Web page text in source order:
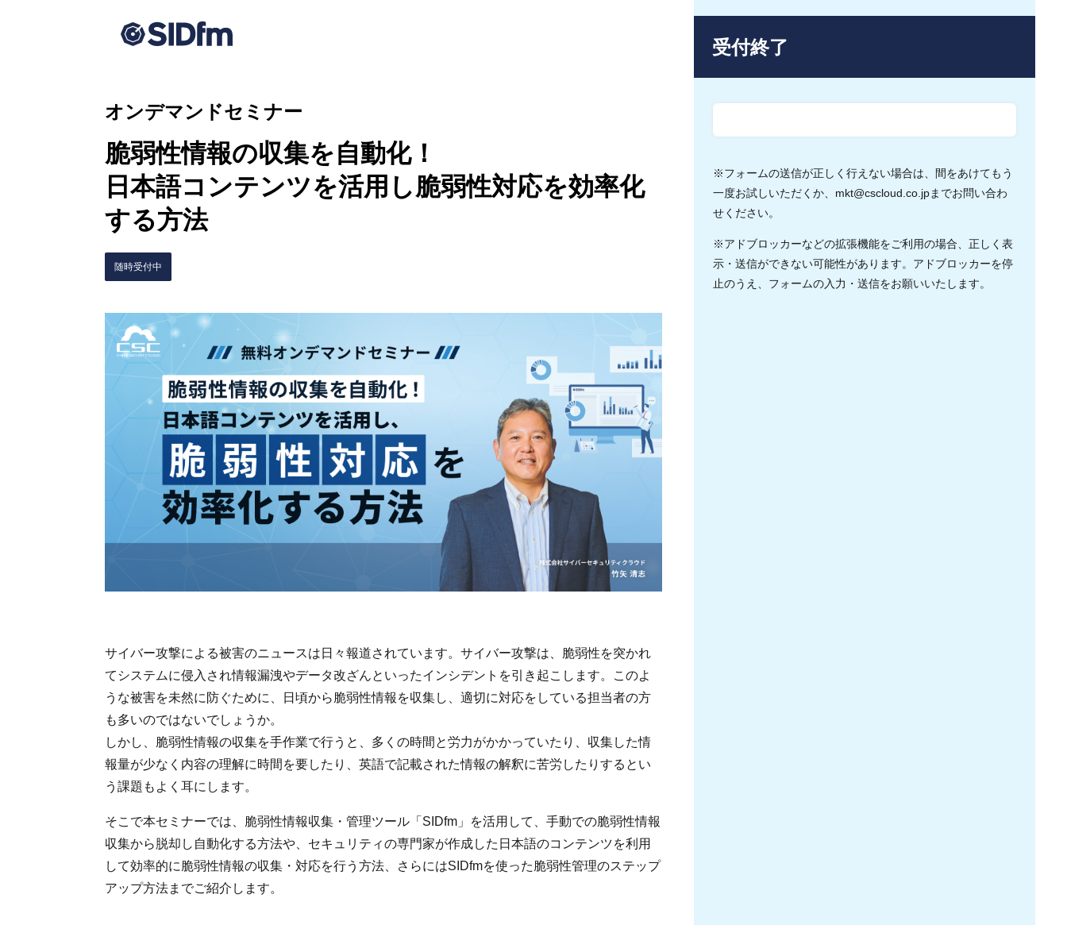
オンデマンドセミナー
脆弱性情報の収集を自動化！
日本語コンテンツを活用し脆弱性対応を効率化
する方法
随時受付中
サイバー攻撃による被害のニュースは日々報道されています。サイバー攻撃は、脆弱性を突かれ
てシステムに侵入され情報漏洩やデータ改ざんといったインシデントを引き起こします。このよ
うな被害を未然に防ぐために、日頃から脆弱性情報を収集し、適切に対応をしている担当者の方
も多いのではないでしょうか。
しかし、脆弱性情報の収集を手作業で行うと、多くの時間と労力がかかっていたり、収集した情
報量が少なく内容の理解に時間を要したり、英語で記載された情報の解釈に苦労したりするとい
う課題もよく耳にします。
そこで本セミナーでは、脆弱性情報収集・管理ツール「SIDfm」を活用して、手動での脆弱性情報
収集から脱却し自動化する方法や、セキュリティの専門家が作成した日本語のコンテンツを利用
して効率的に脆弱性情報の収集・対応を行う方法、さらにはSIDfmを使った脆弱性管理のステップ
アップ方法までご紹介します。
受付終了
※フォームの送信が正しく行えない場合は、間をあけてもう
一度お試しいただくか、 mkt@cscloud.co.jpまでお問い合わ
せください。
※アドブロッカーなどの拡張機能をご利用の場合、正しく表
示・送信ができない可能性があります。アドブロッカーを停
止のうえ、フォームの入力・送信をお願いいたします。